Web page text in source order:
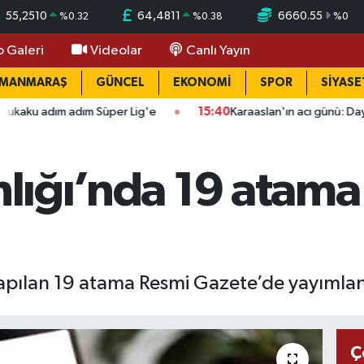
55,2510 %0.32 64,4811 %0.38 6660.55 %0
Galeri Videolar Canlı Yayın
GÜNCEL EKONOMİ SPOR
Süper Lig'e 15:40 Karaaslan'ın acı günü: Dayısı Fahri
19
19 atama Resmi Gazete’de